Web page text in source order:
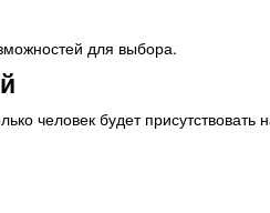
для выбора.
человек будет присутствовать